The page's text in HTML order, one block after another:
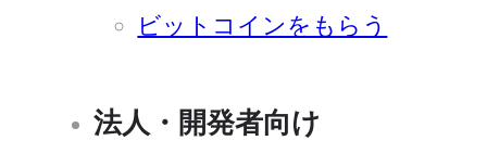
ビットコインをもらう
法人・開発者向け